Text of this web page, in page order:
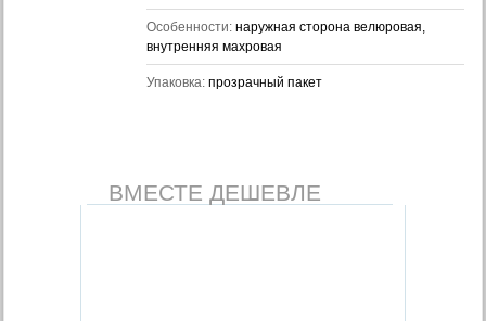
Особенности: наружная сторона велюровая,
внутренняя махровая
Упаковка: прозрачный пакет
ВМЕСТЕ ДЕШЕВЛЕ